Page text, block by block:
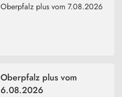
Oberpfalz plus vom 7.08.2026
Oberpfalz plus vom
6.08.2026